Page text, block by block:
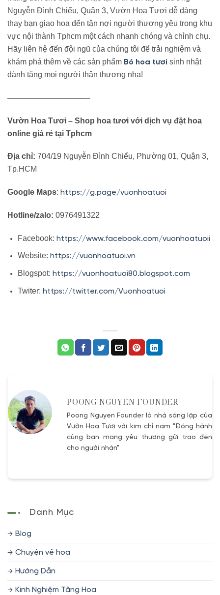
Nguyễn Đình Chiểu, Quận 3, Vườn Hoa Tươi dễ dàng
thay bạn giao hoa đến tận nợi người thương yêu trong khu
vực nội thành Tphcm một cách nhanh chóng và chỉnh chụ.
Hãy liên hệ đến đội ngũ của chúng tôi để trải nghiệm và
khám phá thêm về các sản phẩm Bó hoa tươi sinh nhật
dành tặng mọi người thân thương nha!
——————————–
Vườn Hoa Tươi – Shop hoa tươi với dịch vụ đặt hoa
online giá rẻ tại Tphcm
Địa chỉ: 704/19 Nguyễn Đình Chiểu, Phường 01, Quận 3,
Tp.HCM
Google Maps: https://g.page/vuonhoatuoi
Hotline/zalo: 0976491322
Facebook: https://www.facebook.com/vuonhoatuoii
Website: https://vuonhoatuoi.vn
Blogspot: https://vuonhoatuoi80.blogspot.com
Twiter: https://twitter.com/Vuonhoatuoi
POONG NGUYEN FOUNDER
Poong Nguyen Founder là nhà sáng lập của
Vườn Hoa Tươi với kim chỉ nam "Đồng hành
cùng bạn mang yêu thương gửi trao đến
cho người nhận"
Danh Mục
Blog
Chuyện về hoa
Hướng Dẫn
Kinh Nghiệm Tặng Hoa